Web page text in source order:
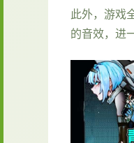
此外，游戏
的音效，进